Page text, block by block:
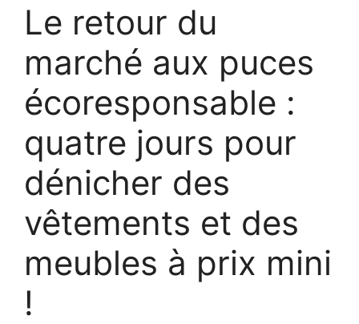
Le retour du
marché aux puces
écoresponsable :
quatre jours pour
dénicher des
vêtements et des
meubles à prix mini
!